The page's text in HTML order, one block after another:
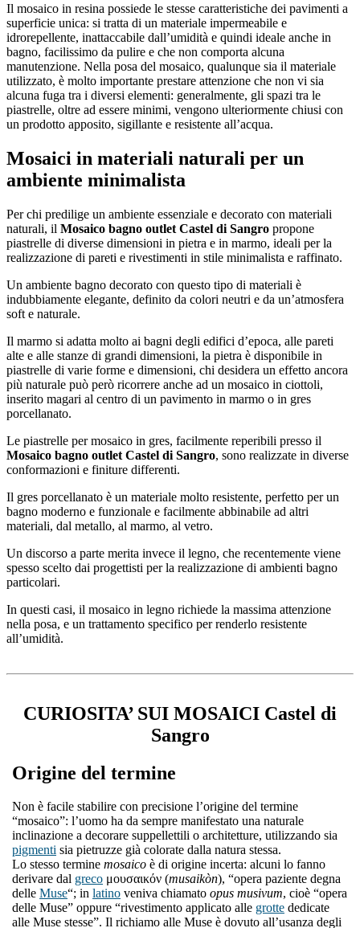
Il mosaico in resina possiede le stesse caratteristiche dei pavimenti a
superficie unica: si tratta di un materiale impermeabile e
idrorepellente, inattaccabile dall’umidità e quindi ideale anche in
bagno, facilissimo da pulire e che non comporta alcuna
manutenzione. Nella posa del mosaico, qualunque sia il materiale
utilizzato, è molto importante prestare attenzione che non vi sia
alcuna fuga tra i diversi elementi: generalmente, gli spazi tra le
piastrelle, oltre ad essere minimi, vengono ulteriormente chiusi con
un prodotto apposito, sigillante e resistente all’acqua.
Mosaici in materiali naturali per un
ambiente minimalista
Per chi predilige un ambiente essenziale e decorato con materiali
naturali, il Mosaico bagno outlet Castel di Sangro propone
piastrelle di diverse dimensioni in pietra e in marmo, ideali per la
realizzazione di pareti e rivestimenti in stile minimalista e raffinato.
Un ambiente bagno decorato con questo tipo di materiali è
indubbiamente elegante, definito da colori neutri e da un’atmosfera
soft e naturale.
Il marmo si adatta molto ai bagni degli edifici d’epoca, alle pareti
alte e alle stanze di grandi dimensioni, la pietra è disponibile in
piastrelle di varie forme e dimensioni, chi desidera un effetto ancora
più naturale può però ricorrere anche ad un mosaico in ciottoli,
inserito magari al centro di un pavimento in marmo o in gres
porcellanato.
Le piastrelle per mosaico in gres, facilmente reperibili presso il
Mosaico bagno outlet Castel di Sangro, sono realizzate in diverse
conformazioni e finiture differenti.
Il gres porcellanato è un materiale molto resistente, perfetto per un
bagno moderno e funzionale e facilmente abbinabile ad altri
materiali, dal metallo, al marmo, al vetro.
Un discorso a parte merita invece il legno, che recentemente viene
spesso scelto dai progettisti per la realizzazione di ambienti bagno
particolari.
In questi casi, il mosaico in legno richiede la massima attenzione
nella posa, e un trattamento specifico per renderlo resistente
all’umidità.
CURIOSITA’ SUI MOSAICI Castel di
Sangro
Origine del termine
Non è facile stabilire con precisione l’origine del termine
“mosaico”: l’uomo ha da sempre manifestato una naturale
inclinazione a decorare suppellettili o architetture, utilizzando sia
pigmenti sia pietruzze già colorate dalla natura stessa.
Lo stesso termine mosaico è di origine incerta: alcuni lo fanno
derivare dal greco μουσαικόν (musaikòn), “opera paziente degna
delle Muse“; in latino veniva chiamato opus musivum, cioè “opera
delle Muse” oppure “rivestimento applicato alle grotte dedicate
alle Muse stesse”. Il richiamo alle Muse è dovuto all’usanza degli